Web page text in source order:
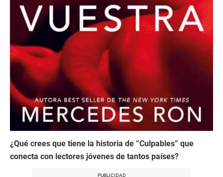
¿Qué crees que tiene la historia de “Culpables” que
conecta con lectores jóvenes de tantos países?